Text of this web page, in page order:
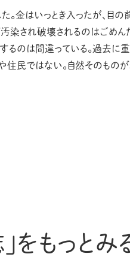
。金はいっとき入ったが、目
染され破壊されるのはごめん
のは間違っている。過去に
住民ではない。自然そのもの
をもっとみ